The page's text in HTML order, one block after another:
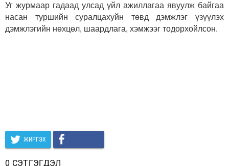
Уг журмаар гадаад улсад үйл ажиллагаа явуулж байгаа
насан туршийн суралцахуйн төвд дэмжлэг үзүүлэх
дэмжлэгийн нөхцөл, шаардлага, хэмжээг тодорхойлсон.
ЖИРГЭХ
0 СЭТГЭГДЭЛ